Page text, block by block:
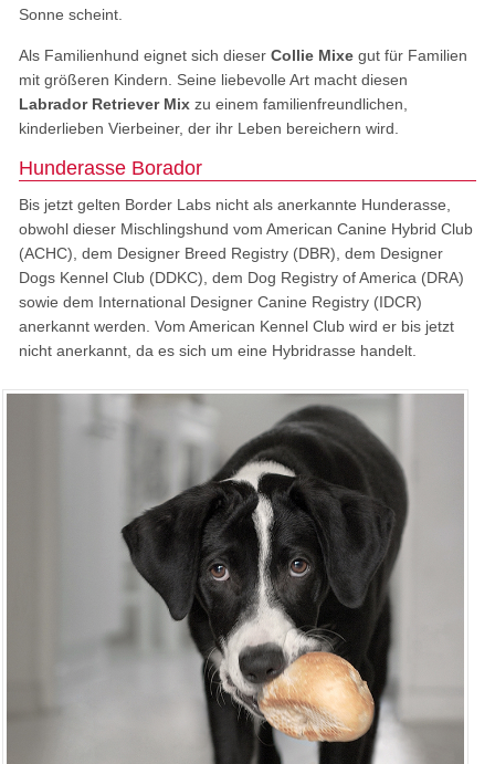
Sonne scheint.
Als Familienhund eignet sich dieser Collie Mixegut für Familien
mit größeren Kindern. Seine liebevolle Art macht diesen
Labrador Retriever Mixzu einem familienfreundlichen,
kinderlieben Vierbeiner, der ihr Leben bereichern wird.
Hunderasse Borador
Bis jetzt gelten Border Labs nicht als anerkannte Hunderasse,
obwohl dieser Mischlingshund vom American Canine Hybrid Club
(ACHC), dem Designer Breed Registry (DBR), dem Designer
Dogs Kennel Club (DDKC), dem Dog Registry of America (DRA)
sowie dem International Designer Canine Registry (IDCR)
anerkannt werden. Vom American Kennel Club wird er bis jetzt
nicht anerkannt, da es sich um eine Hybridrasse handelt.